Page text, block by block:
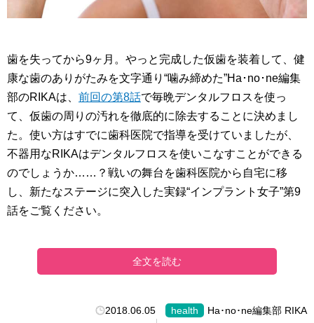
歯を失ってから9ヶ月。やっと完成した仮歯を装着して、健
康な歯のありがたみを文字通り“噛み締めた”Ha･no･ne編集
部のRIKAは、 前回の第8話で毎晩デンタルフロスを使っ
て、仮歯の周りの汚れを徹底的に除去することに決めまし
た。使い方はすでに歯科医院で指導を受けていましたが、
不器用なRIKAはデンタルフロスを使いこなすことができる
のでしょうか……？戦いの舞台を歯科医院から自宅に移
し、新たなステージに突入した実録“インプラント女子”第9
話をご覧ください。
全文を読む
2018.06.05 health Ha･no･ne編集部 RIKA